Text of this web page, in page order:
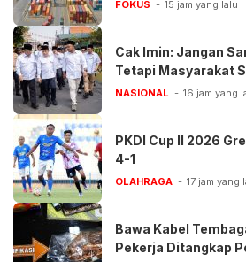
FOKUS 15 jam yang lalu
Cak Imin: Jangan
Tetapi Masyarakat
NASIONAL 16 jam yang
PKDI Cup II 2026
4-1
OLAHRAGA 17 jam yang
Bawa Kabel
Pekerja Ditangkap